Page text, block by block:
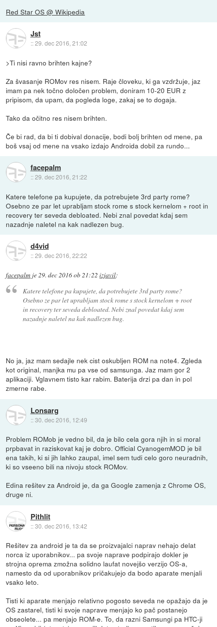
Red Star OS @ Wikipedia
Jst
::29. dec 2016, 21:02
>Ti nisi ravno brihten kajne?
Za švasanje ROMov res nisem. Raje človeku, ki ga vzdržuje, jaz
imam pa nek točno določen problem, doniram 10-20 EUR z
pripisom, da upam, da pogleda loge, zakaj se to dogaja.
Tako da očitno res nisem brihten.
Če bi rad, da bi ti dobival donacije, bodi bolj brihten od mene, pa
boš vsaj od mene na vsako izdajo Androida dobil za rundo...
facepalm
::29. dec 2016, 21:22
Katere telefone pa kupujete, da potrebujete 3rd party rome?
Osebno ze par let uprabljam stock rome s stock kernelom + root in
recovery ter seveda debloated. Nebi znal povedat kdaj sem
nazadnje naletel na kak nadlezen bug.
d4vid
::29. dec 2016, 22:22
facepalm je29. dec 2016 ob 21:22 izjavil:
Katere telefone pa kupujete, da potrebujete 3rd party rome?
Osebno ze par let uprabljam stock rome s stock kernelom + root
in recovery ter seveda debloated. Nebi znal povedat kdaj sem
nazadnje naletel na kak nadlezen bug.
No ja, jaz mam sedajle nek cist oskubljen ROM na note4. Zgleda
kot original, manjka mu pa vse od samsunga. Jaz mam gor 2
aplikaciji. Vglavnem tisto kar rabim. Baterija drzi pa dan in pol
zmerne rabe.
Lonsarg
::30. dec 2016, 12:49
Problem ROMob je vedno bil, da je bilo cela gora njih in si moral
prpbavat in raziskovat kaj je dobro. Official CyanogemMOD je bil
ena takih, ki si jih lahko zaupal, imel sem tudi celo goro neuradnih,
ki so vseeno bili na nivoju stock ROMov.
Edina rešitev za Android je, da ga Google zamenja z Chrome OS,
druge ni.
Pithlit
::30. dec 2016, 13:42
Rešitev za android je ta da se proizvajalci naprav nehajo delat
norca iz uporabnikov... pa svoje naprave podpirajo dokler je
strojna oprema zmožna solidno laufat novejšo verzijo OS-a,
namesto da od uporabnikov pričakujejo da bodo aparate menjali
vsako leto.
Tisti ki aparate menjajo relativno pogosto seveda ne opažajo da je
OS zastarel, tisti ki svoje naprave menjajo ko pač postanejo
obseolete... pa menjajo ROM-e. To, da razni Samsungi pa HTC-ji